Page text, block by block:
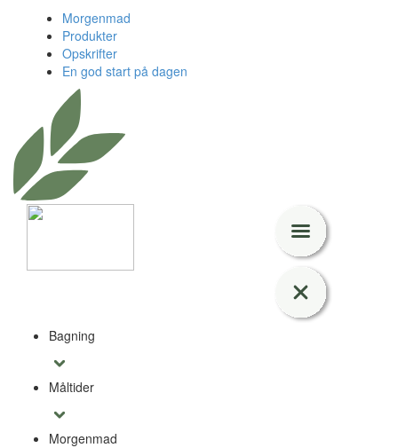
Morgenmad
Produkter
Opskrifter
En god start på dagen
Bagning
Måltider
Morgenmad